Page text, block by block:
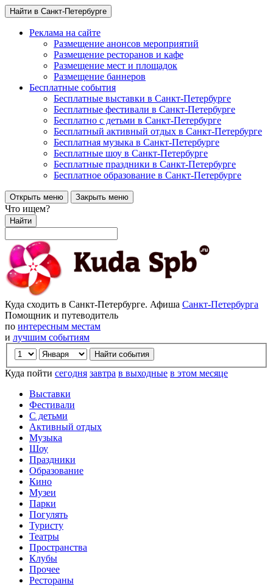
Найти в Санкт-Петербурге
Реклама на сайте
Размещение анонсов мероприятий
Размещение ресторанов и кафе
Размещение мест и площадок
Размещение баннеров
Бесплатные события
Бесплатные выставки в Санкт-Петербурге
Бесплатные фестивали в Санкт-Петербурге
Бесплатно с детьми в Санкт-Петербурге
Бесплатный активный отдых в Санкт-Петербурге
Бесплатная музыка в Санкт-Петербурге
Бесплатные шоу в Санкт-Петербурге
Бесплатные праздники в Санкт-Петербурге
Бесплатное образование в Санкт-Петербурге
Открыть меню Закрыть меню
Что ищем?
Найти
Куда сходить в Санкт-Петербурге. Афиша Санкт-Петербурга
Помощник и путеводитель
по интересным местам
и лучшим событиям
Куда пойти сегодня завтра в выходные в этом месяце
Выставки
Фестивали
С детьми
Активный отдых
Музыка
Шоу
Праздники
Образование
Кино
Музеи
Парки
Погулять
Туристу
Театры
Пространства
Клубы
Прочее
Рестораны